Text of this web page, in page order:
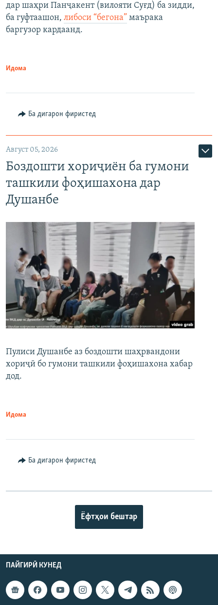
дар шаҳри Панҷакент (вилояти Суғд) ба зидди,
ба гуфтаашон, либоси “бегона” маърака
баргузор кардаанд.
Идома
Ба дигарон фиристед
Август 05, 2026
Боздошти хориҷиён ба гумони
ташкили фоҳишахона дар
Душанбе
Пулиси Душанбе аз боздошти шаҳрвандони
хориҷӣ бо гумони ташкили фоҳишахона хабар
дод.
Идома
Ба дигарон фиристед
Ёфтҳои бештар
ПАЙГИРӢ КУНЕД